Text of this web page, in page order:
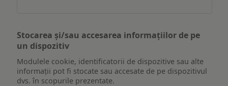
Stocarea și/sau accesarea informațiilor de pe
un dispozitiv
Modulele cookie, identificatorii de dispozitive sau alte
informații pot fi stocate sau accesate de pe dispozitivul
dvs. în scopurile prezentate.